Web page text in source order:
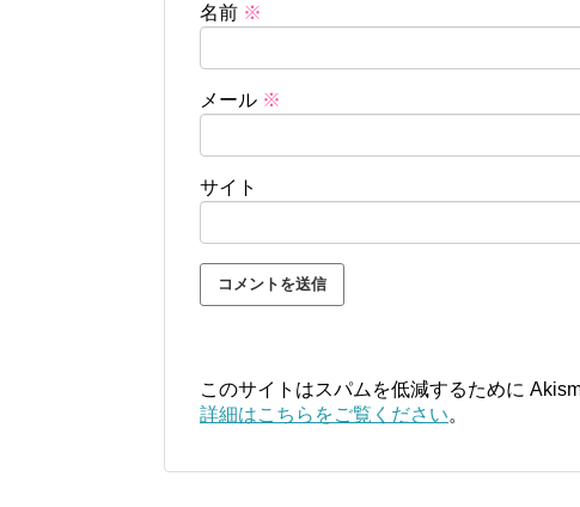
名前 ※
メール ※
サイト
このサイトはスパムを低減するために
詳細はこちらをご覧ください。